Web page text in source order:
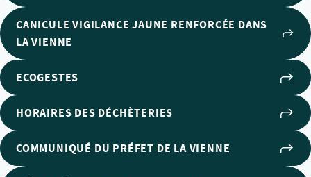
CANICULE VIGILANCE JAUNE RENFORCÉE DANS
LA VIENNE
ECOGESTES
HORAIRES DES DÉCHÈTERIES
COMMUNIQUÉ DU PRÉFET DE LA VIENNE